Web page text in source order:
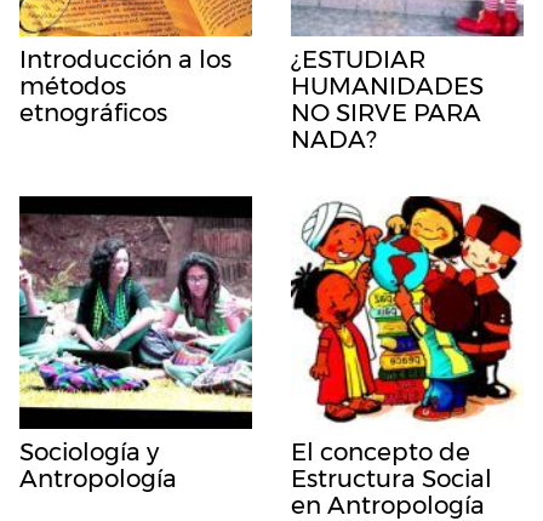
Introducción a los
métodos
etnográficos
¿ESTUDIAR
HUMANIDADES
NO SIRVE PARA
NADA?
Sociología y
Antropología
El concepto de
Estructura Social
en Antropología